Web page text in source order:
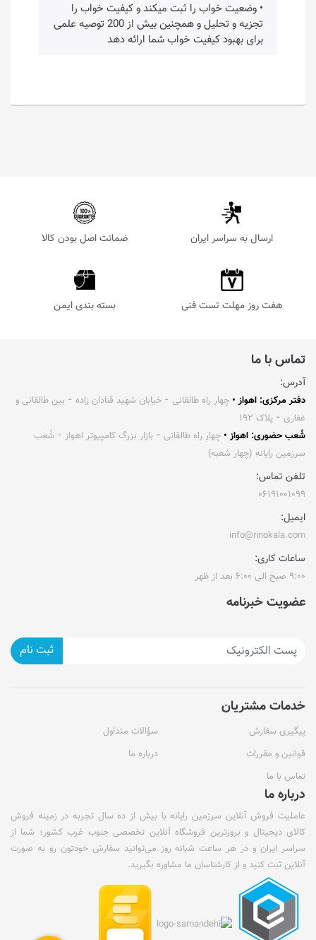
• وضعیت خواب را ثبت میکند و کیفیت خواب را
تجزیه و تحلیل و همچنین بیش از 200 توصیه علمی
برای بهبود کیفیت خواب شما ارائه دهد
ارسال به سراسر ایران ضمانت اصل بودن کالا
هفت روز مهلت تست فنی بسته بندی ایمن
تماس با ما
آدرس:
دفتر مرکزی: اهواز • چهار راه طالقانی ⁃ خیابان شهید قنادان زاده ⁃ بین طالقانی و
غفاری ⁃ پلاک ۱۹۲
شُعب حضوری: اهواز • چهار راه طالقانی ⁃ بازار بزرگ کامپیوتر اهواز ⁃ شُعب
سرزمین رایانه (چهار شعبه)
تلفن تماس:
۰۶۱۹۱۰۰۱۰۹۹
ایمیل:
info@rinokala.com
ساعات کاری:
۹:۰۰ صبح الی ۶:۰۰ بعد از ظهر
عضویت خبرنامه
ثبت نام
خدمات مشتریان
پیگیری سفارش
سؤالات متداول
قوانین و مقررات
درباره ما
تماس با ما
درباره ما
عاملیت فروش آنلاین سرزمین رایانه با بیش از ده سال تجربه در زمینه فروش
کالای دیجیتال و بروزترین فروشگاه آنلاین تخصصی جنوب غرب کشور؛ شما از
سراسر ایران و در هر ساعت شبانه روز می‌توانید سفارش خودتون رو به صورت
آنلاین ثبت کنید و از کارشناسان ما مشاوره بگیرید.